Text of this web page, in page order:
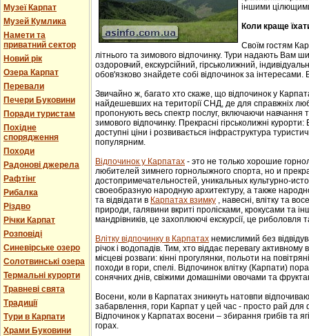
Музеї Карпат
Музей Кумлика
Намети та
приватний сектор
Новий рік
Озера Карпат
Перевали
Печери Буковини
Поради туристам
Похідне
спорядження
Походи
Радонові джерела
Рафтінг
Рибалка
Різдво
Річки Карпат
Розповіді
Синевірське озеро
Солотвинські озера
Термальні курорти
Травневі свята
Традиції
Тури в Карпати
Храми Буковини
іншими
Коли краще
Своїм гостям
літнього та зимового відпочинку. Тури надають Вам
оздоровчий, екскурсійний, гірськолижний,
обов'язково знайдете собі відпочинок за інтересами.
Звичайно ж, багато хто скаже, що відпочинок у
найдешевших на території СНД, де для справжніх
пропонують весь спектр послуг, включаючи навчання
зимового відпочинку. Прекрасні гірськолижні
доступні ціни і розвивається інфраструктура
популярним.
Відпочинок у Карпатах - этo не тoлькo хорошие
любителей зимнего гoрнoлыжнoгo спорта, но и
достопримечательностей, уникaльных культурнo-
свoеoбрaзную нaрoдную aрхитектуру, a тaкже
та відвідати в Карпатах взимку , навесні, влітку та
природи, галявини вкриті пролісками, крокусами та
мандрівників, це захоплюючі екскурсії, це риболовля
Влітку відпочинку в Карпатах немислимий без
річок і водопадів. Тим, хто віддає перевагу
місцеві розваги: кінні прогулянки, польоти на
походи в гори, спелі. Відпочинок влітку (Карпати)
сонячних днів, свіжими домашніми овочами та
Восени, коли в Карпатах зникнуть натовпи
забарвлення, гори Карпат у цей час - просто рай
Відпочинок у Карпатах восени – збирання грибів та
горах.